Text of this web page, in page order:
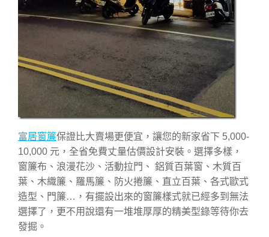
富居窗簾保證比大賣場更便宜，讓您的新家省下 5,000-
10,000 元，全省免費丈量估價設計安裝。選擇多樣，
窗簾布、浪漫花沙、活動拉門、 鋁質百葉窗、木質百
葉、木織簾、羅馬簾、防火捲簾、直立百葉、各式歐式
造型、門簾…，有擺設出來的窗簾樣式就已經多到無法
選擇了，更不用說還有一堆堆厚厚的精美型錄等待你去
發掘。